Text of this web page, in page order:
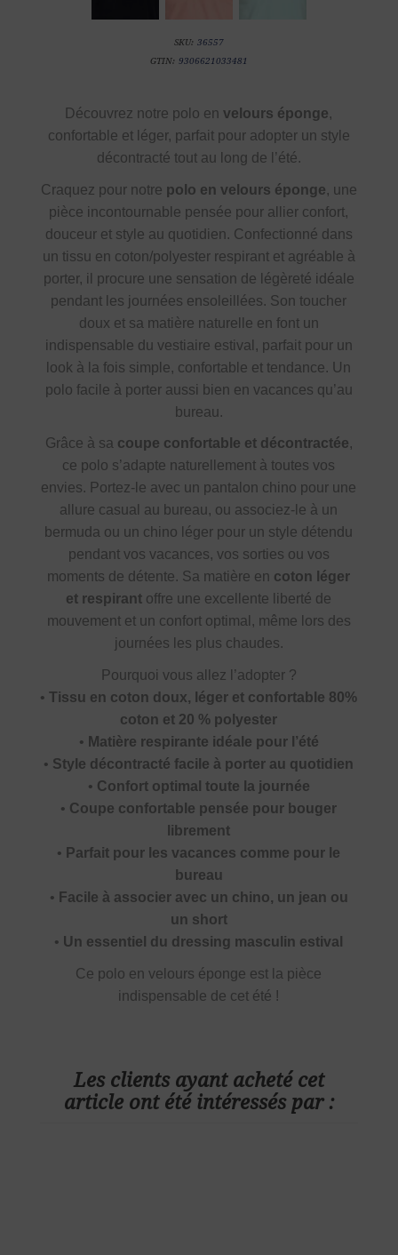
SKU: 36557
GTIN: 9306621033481
Découvrez notre polo envelours éponge,
confortable et léger, parfait pour adopter un style
décontracté tout au long de l’été.
Craquez pour notre polo en velours éponge, une
pièce incontournable pensée pour allier confort,
douceur et style au quotidien. Confectionné dans
un tissu en coton/polyester respirant et agréable à
porter, il procure une sensation de légèreté idéale
pendant les journées ensoleillées. Son toucher
doux et sa matière naturelle en font un
indispensable du vestiaire estival, parfait pour un
look à la fois simple, confortable et tendance. Un
polo facile à porter aussi bien en vacances qu’au
bureau.
Grâce à sa coupe confortable et décontractée,
ce polo s’adapte naturellement à toutes vos
envies. Portez-le avec un pantalon chino pour une
allure casual au bureau, ou associez-le à un
bermuda ou un chino léger pour un style détendu
pendant vos vacances, vos sorties ou vos
moments de détente. Sa matière en coton léger
et respirant offre une excellente liberté de
mouvement et un confort optimal, même lors des
journées les plus chaudes.
Pourquoi vous allez l’adopter ?
•Tissu en coton doux, léger et confortable 80%
coton et 20 % polyester
• Matière respirante idéale pour l’été
• Style décontracté facile à porter au quotidien
• Confort optimal toute la journée
• Coupe confortable pensée pour bouger
librement
• Parfait pour les vacances comme pour le
bureau
• Facile à associer avec un chino, un jean ou
un short
• Un essentiel du dressing masculin estival
Ce polo en velours éponge est la pièce
indispensable de cet été !
Les clients ayant acheté cet
article ont été intéressés par :